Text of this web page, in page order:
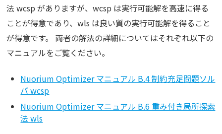
法 wcsp がありますが、wcsp は実行可能解を高速に得る
ことが得意であり、wls は良い質の実行可能解を得ること
が得意です。 両者の解法の詳細についてはそれぞれ以下の
マニュアルをご覧ください。
Nuorium Optimizer マニュアル B.4 制約充足問題ソル
バ wcsp
Nuorium Optimizer マニュアル B.6 重み付き局所探索
法 wls